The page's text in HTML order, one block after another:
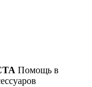
Помощь в